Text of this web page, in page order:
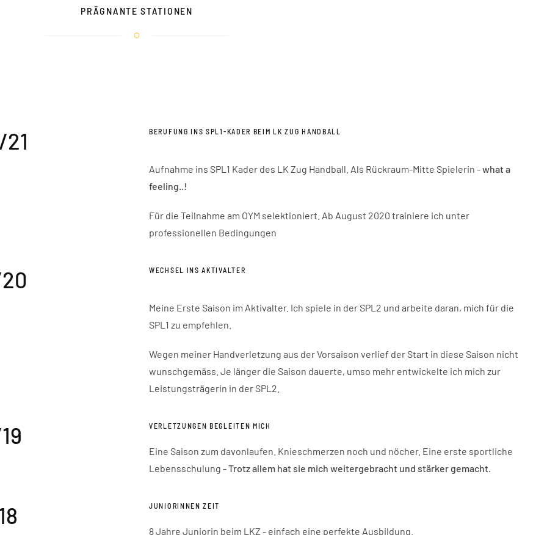
PRÄGNANTE STATIONEN
BERUFUNG INS SPL1-KADER BEIM LK ZUG HANDBALL
Aufnahme ins SPL1 Kader des LK Zug Handball. Als Rückraum-Mitte Spielerin -what a
feeling..!
Für die Teilnahme am OYM selektioniert. Ab August 2020 trainiere ich unter
professionellen Bedingungen
WECHSEL INS AKTIVALTER
Meine Erste Saison im Aktivalter. Ich spiele in der SPL2 und arbeite daran, mich für die
SPL1 zu empfehlen.
Wegen meiner Handverletzung aus der Vorsaison verlief der Start in diese Saison nicht
wunschgemäss. Je länger die Saison dauerte, umso mehr entwickelte ich mich zur
Leistungsträgerin in der SPL2.
VERLETZUNGEN BEGLEITEN MICH
Eine Saison zum davonlaufen. Knieschmerzen noch und nöcher. Eine erste sportliche
Lebensschulung - Trotz allem hat sie mich weitergebracht und stärker gemacht.
JUNIORINNEN ZEIT
8 Jahre Juniorin beim LKZ - einfach eine perfekte Ausbildung.